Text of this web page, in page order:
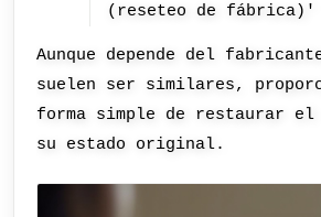
(reseteo de fábrica)'
Aunque depende del
suelen ser similares,
forma simple de restaurar
su estado original.